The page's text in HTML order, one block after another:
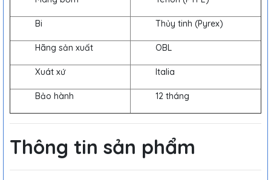
Bi Thủy tinh (Pyrex)
Hãng sản xuất OBL
Xuát xứ Italia
Bảo hành 12 tháng
Thông tin sản phẩm